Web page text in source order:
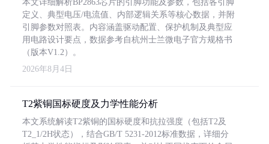
本文详细解析BP2863芯片的引脚功能及参数，包括各引脚
定义、典型电压/电流值、内部逻辑关系等核心数据，并附
引脚参数对照表。内容涵盖驱动配置、保护机制及典型应
用电路设计要点，数据参考自杭州士兰微电子官方规格书
（版本V1.2）。
2026年8月4日
T2紫铜国标硬度及力学性能分析
本文系统解读T2紫铜的国标硬度和抗拉强度（包括T2及
T2_1/2H状态），结合GB/T 5231-2012标准数据，详细分